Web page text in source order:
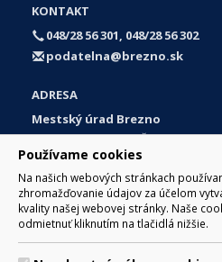
Používame cookies
Na našich webových stránkach
zhromažďovanie údajov za účelom
kvality našej webovej stránky. Naše
odmietnuť kliknutím na tlačidlá nižšie.
KONTAKT
048/28 56 301, 048/28 56 302
podatelna@brezno.sk
ADRESA
Mestský úrad Brezno
Námestie gen. M. R. Štefánika 1
977 01 Brezno
Slovakia (Slovak Republic)